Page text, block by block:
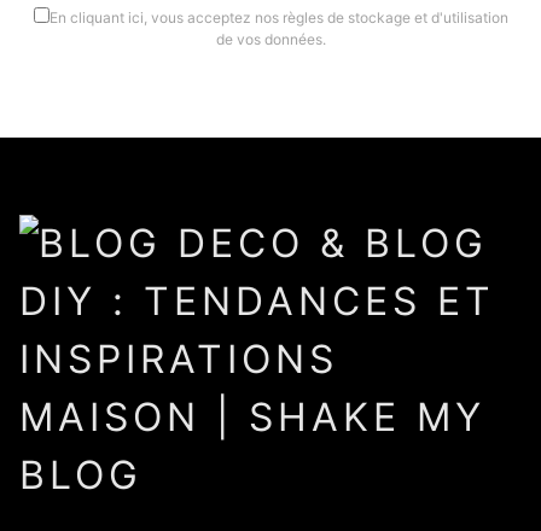
En cliquant ici, vous acceptez nos règles de stockage et d'utilisation
de vos données.